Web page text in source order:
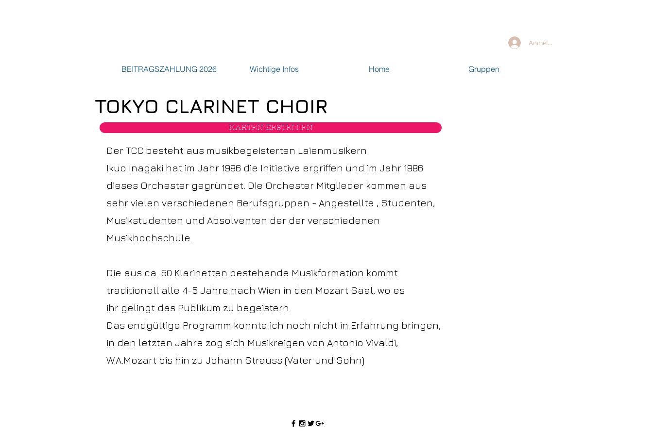
Anmelden
BEITRAGSZAHLUNG 2026 Wichtige Infos Home Gruppen
TOKYO CLARINET CHOIR
KARTEN BESTELLEN
Der TCC besteht aus musikbegeisterten Laienmusikern.
Ikuo Inagaki hat im Jahr 1986 die Initiative ergriffen und im Jahr 1986
dieses Orchester gegründet. Die Orchester Mitglieder kommen aus
sehr vielen verschiedenen Berufsgruppen - Angestellte , Studenten,
Musikstudenten und Absolventen der der verschiedenen
Musikhochschule.
Die aus ca. 50 Klarinetten bestehende Musikformation kommt
traditionell alle 4-5 Jahre nach Wien in den Mozart Saal, wo es
ihr gelingt das Publikum zu begeistern.
Das endgültige Programm konnte ich noch nicht in Erfahrung bringen,
in den letzten Jahre zog sich Musikreigen von Antonio Vivaldi,
W.A.Mozart bis hin zu Johann Strauss (Vater und Sohn)